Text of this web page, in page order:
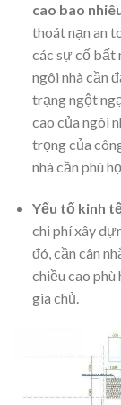
cao bao
thoát nạn an
các sự cố bất
ngôi nhà cần
trạng ngột
cao của ngôi
trọng của
nhà cần phù
Yếu tố kinh
chi phí xây
đó, cần cân
chiều cao phù
gia chủ.